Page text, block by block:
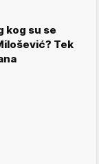
kog su se
Tek